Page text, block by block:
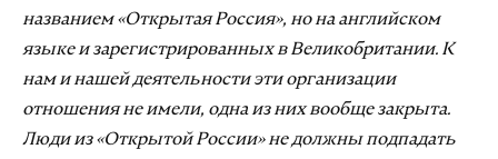
названием «Открытая Россия», но на английском
языке и зарегистрированных в Великобритании. К
нам и нашей деятельности эти организации
отношения не имели, одна из них вообще закрыта.
Люди из «Открытой России» не должны подпадать